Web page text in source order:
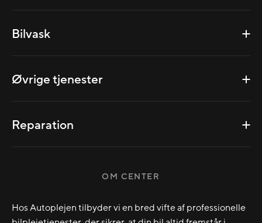
Bilvask
Øvrige tjenester
Reparation
OM CENTER
Hos Autoplejen tilbyder vi en bred vifte af professionelle